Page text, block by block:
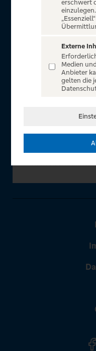
Über VR
für alle Kunden der
unserem einzigartigen
atemberaubende
Fußball-Bundesliga
In
erschwert
Externe
Medien
Anbieter
gelten die